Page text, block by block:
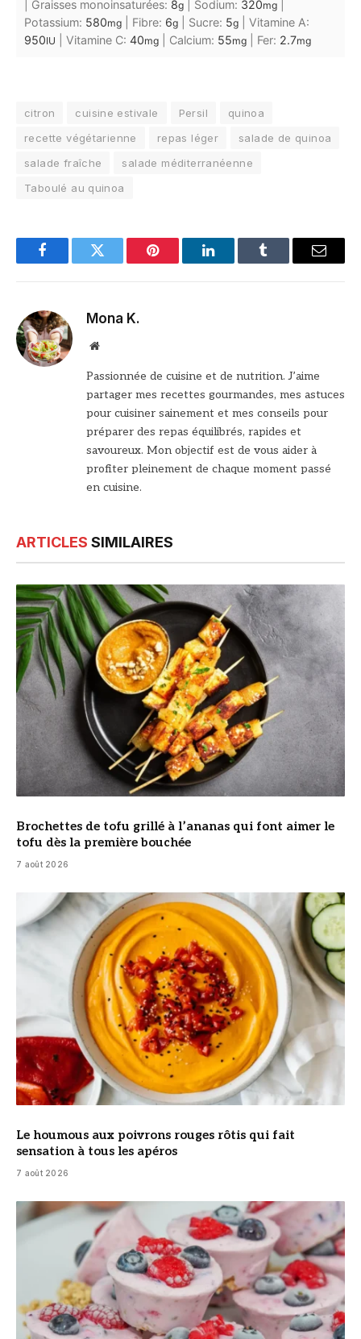
Graisses monoinsaturées: 8g Sodium: 320mg
Potassium: 580mg Fibre: 6g Sucre: 5g
Vitamine A:
950IU Vitamine C: 40mg Calcium: 55mg Fer: 2.7mg
citron cuisine estivale Persil
quinoa
recette végétarienne
repas léger
salade de quinoa
salade fraîche
salade méditerranéenne
Taboulé au quinoa
FacebookTwitter Pinterest LinkedInTumblr Email
Mona K.
Site
Passionnée de cuisine et de nutrition. J’aime
partager mes recettes gourmandes, mes astuces
pour cuisiner sainement et mes conseils pour
préparer des repas équilibrés, rapides et
savoureux. Mon objectif est de vous aider à
profiter pleinement de chaque moment passé
en cuisine.
ARTICLES SIMILAIRES
© DR
Brochettes de tofu grillé à l’ananas qui font aimer le
tofu dès la première bouchée
7 août 2026
Le houmous aux poivrons rouges rôtis qui fait
sensation à tous les apéros
7 août 2026
© DR